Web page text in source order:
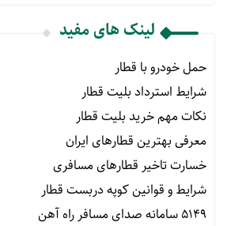
لینک های مفید
حمل خودرو با قطار
شرایط استرداد بلیت قطار
نکات مهم خرید بلیت قطار
معرفی بهترین قطارهای ایران
خسارت تاخیر قطارهای مسافری
شرایط و قوانین کوپه دربست قطار
۵۱۴۹ سامانه صدای مسافر راه آهن